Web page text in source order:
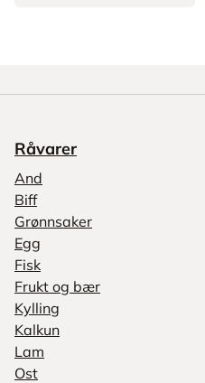
Råvarer
And
Biff
Grønnsaker
Egg
Fisk
Frukt og bær
Kylling
Kalkun
Lam
Ost